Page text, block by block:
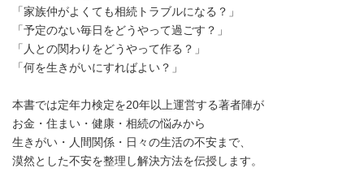
「家族仲がよくても相続トラブルになる？」
「予定のない毎日をどうやって過ごす？」
「人との関わりをどうやって作る？」
「何を生きがいにすればよい？」
本書では定年力検定を20年以上運営する著者陣が
お金・住まい・健康・相続の悩みから
生きがい・人間関係・日々の生活の不安まで、
漠然とした不安を整理し解決方法を伝授します。